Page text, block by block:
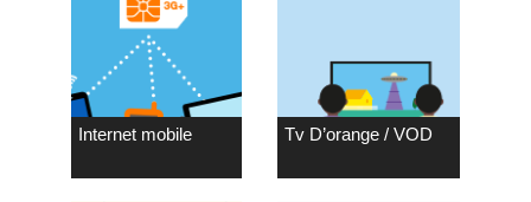
Internet mobile Tv D’orange / VOD